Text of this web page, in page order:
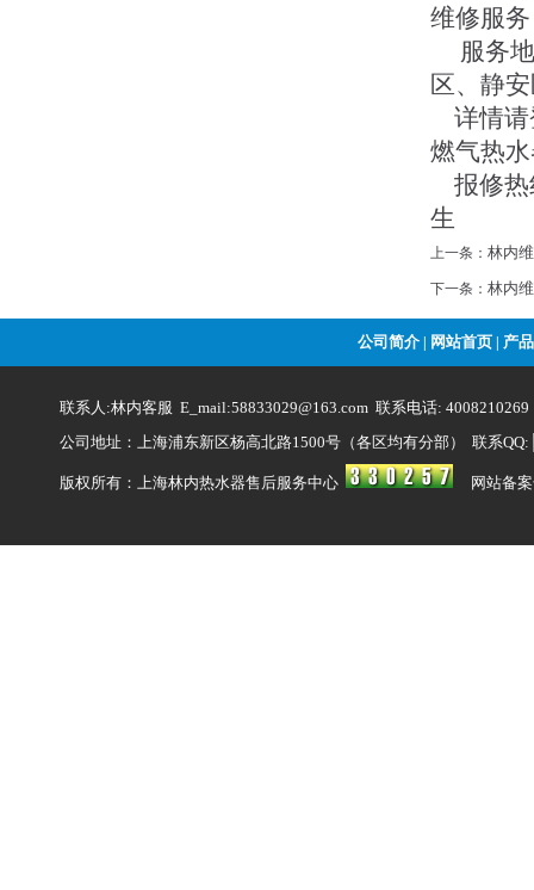
维修服
服务地
区、静
详情请
燃气热
报修热
生
上一条： 林内
下一条： 林内
公司简介| 网站首页 产
联系人:林内客服 E_mail:58833029@163.com 联系电话:
公司地址：上海浦东新区杨高北路1500号（各区均有分部） 联系QQ:
版权所有：上海林内热水器售后服务中心 网站备